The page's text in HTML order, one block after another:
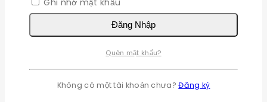
Tên đăng nhập hoặc email*Bắt
buộc
Mật khẩu*
Đăng Nhập
Quên mật khẩu?
Không có một tài khoản chưa?Đăng ký